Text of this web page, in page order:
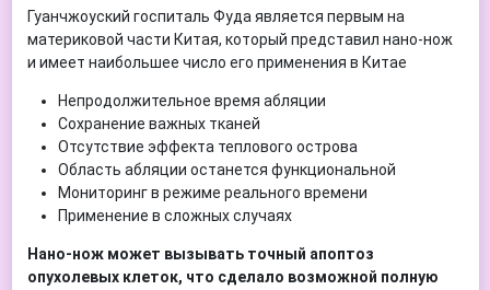
Гуанчжоуский госпиталь Фуда является первым на
материковой части Китая, который представил нано-нож
и имеет наибольшее число его применения в Китае
Непродолжительное время абляции
Сохранение важных тканей
Отсутствие эффекта теплового острова
Область абляции останется функциональной
Мониторинг в режиме реального времени
Применение в сложных случаях
Нано-нож может вызывать точный апоптоз
опухолевых клеток, что сделало возможной полную